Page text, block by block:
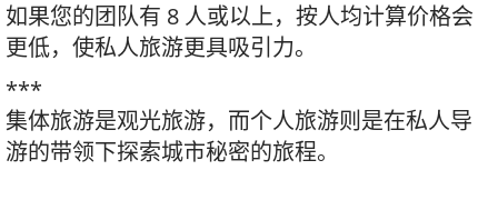
如果您的团队有 8 人或以上，按人均计算价格会
更低，使私人旅游更具吸引力。
***
集体旅游是观光旅游，而个人旅游则是在私人导
游的带领下探索城市秘密的旅程。